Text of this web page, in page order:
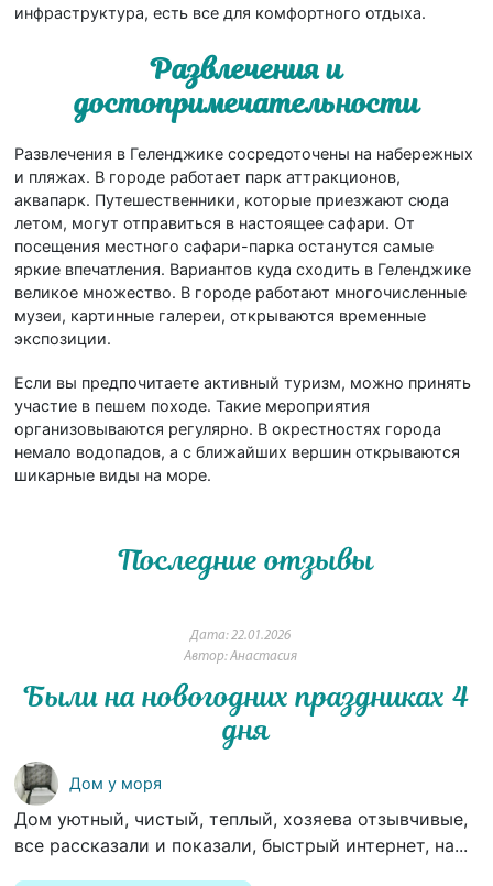
инфраструктура, есть все для комфортного отдыха.
Развлечения и
достопримечательности
Развлечения в Геленджике сосредоточены на набережных
и пляжах. В городе работает парк аттракционов,
аквапарк. Путешественники, которые приезжают сюда
летом, могут отправиться в настоящее сафари. От
посещения местного сафари-парка останутся самые
яркие впечатления. Вариантов куда сходить в Геленджике
великое множество. В городе работают многочисленные
музеи, картинные галереи, открываются временные
экспозиции.
Если вы предпочитаете активный туризм, можно принять
участие в пешем походе. Такие мероприятия
организовываются регулярно. В окрестностях города
немало водопадов, а с ближайших вершин открываются
шикарные виды на море.
Последние отзывы
Дата: 22.01.2026
Автор: Анастасия
Были на новогодних праздниках 4
дня
Дом у моря
Дом уютный, чистый, теплый, хозяева отзывчивые,
все рассказали и показали, быстрый интернет, на...